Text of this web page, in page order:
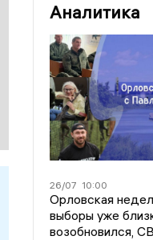
Аналитика
26/07 10:00
Орловская
выборы уже
возобновился,